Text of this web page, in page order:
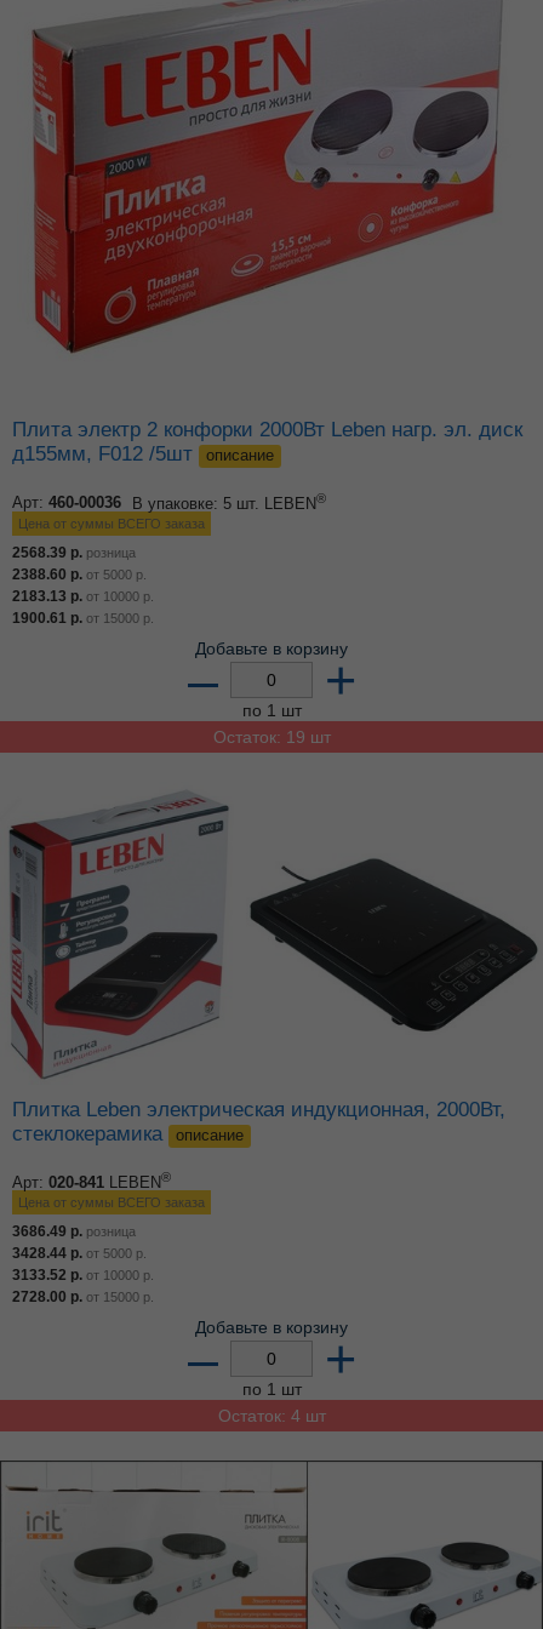
Плита электр 2 конфорки 2000Вт Leben нагр. эл. диск
д155мм, F012 /5шт
описание
Арт: 460-00036 В упаковке: 5 шт. LEBEN®
Цена от суммы ВСЕГО заказа
2568.39 р. розница
2388.60 р. от 5000 р.
2183.13 р. от 10000 р.
1900.61 р. от 15000 р.
Добавьте в корзину
– +
по 1 шт
Остаток: 19 шт
Плитка Leben электрическая индукционная, 2000Вт,
стеклокерамика
описание
Арт: 020-841 LEBEN®
Цена от суммы ВСЕГО заказа
3686.49 р. розница
3428.44 р. от 5000 р.
3133.52 р. от 10000 р.
2728.00 р. от 15000 р.
Добавьте в корзину
– +
по 1 шт
Остаток: 4 шт